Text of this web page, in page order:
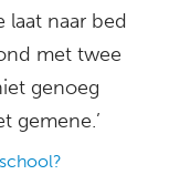
naar bed
met twee
genoeg
gemene.’